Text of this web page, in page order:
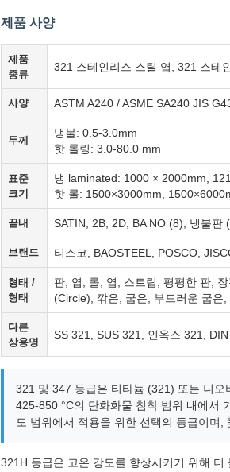
제품 사양
제품
종류
321 스테인리스 스틸 엽, 321 스테
사양 ASTM A240 / ASME SA240 JIS
두께
냉불: 0.5-3.0mm
핫 롤링: 3.0-80.0 mm
표준
크기
냉 laminated: 1000 × 2000mm,
핫 롤: 1500×3000mm,
끝내 SATIN, 2B, 2D, BA NO (8), 냉불
브랜드 티스코, BAOSTEEL, POSCO,
형태 /
형태
판, 엽, 롤, 엽, 스트립, 평평한 판,
(Circle), 깎은, 굽은, 부드러운 굽은
다른
상용명
SS 321, SUS 321, 인옥스 321,
321 및 347 등급은 티타늄 (321) 또는 니
425-850 °C의 탄화화물 침착 범위 내에서
도 범위에서 적용을 위한 선택의 등급이며,
321H 등급은 고온 강도를 향상시키기 위해